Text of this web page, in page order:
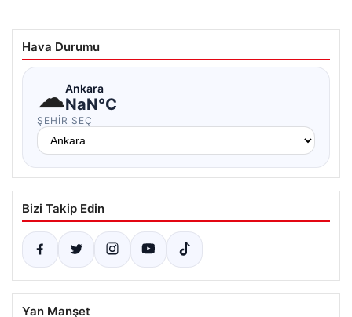
Hava Durumu
☁Ankara
NaN°C
ŞEHIR SEÇ
Bizi Takip Edin
Yan Manşet